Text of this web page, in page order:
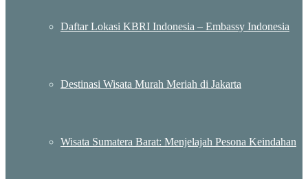
Daftar Lokasi KBRI Indonesia – Embassy Indonesia
Destinasi Wisata Murah Meriah di Jakarta
Wisata Sumatera Barat: Menjelajah Pesona Keindahan